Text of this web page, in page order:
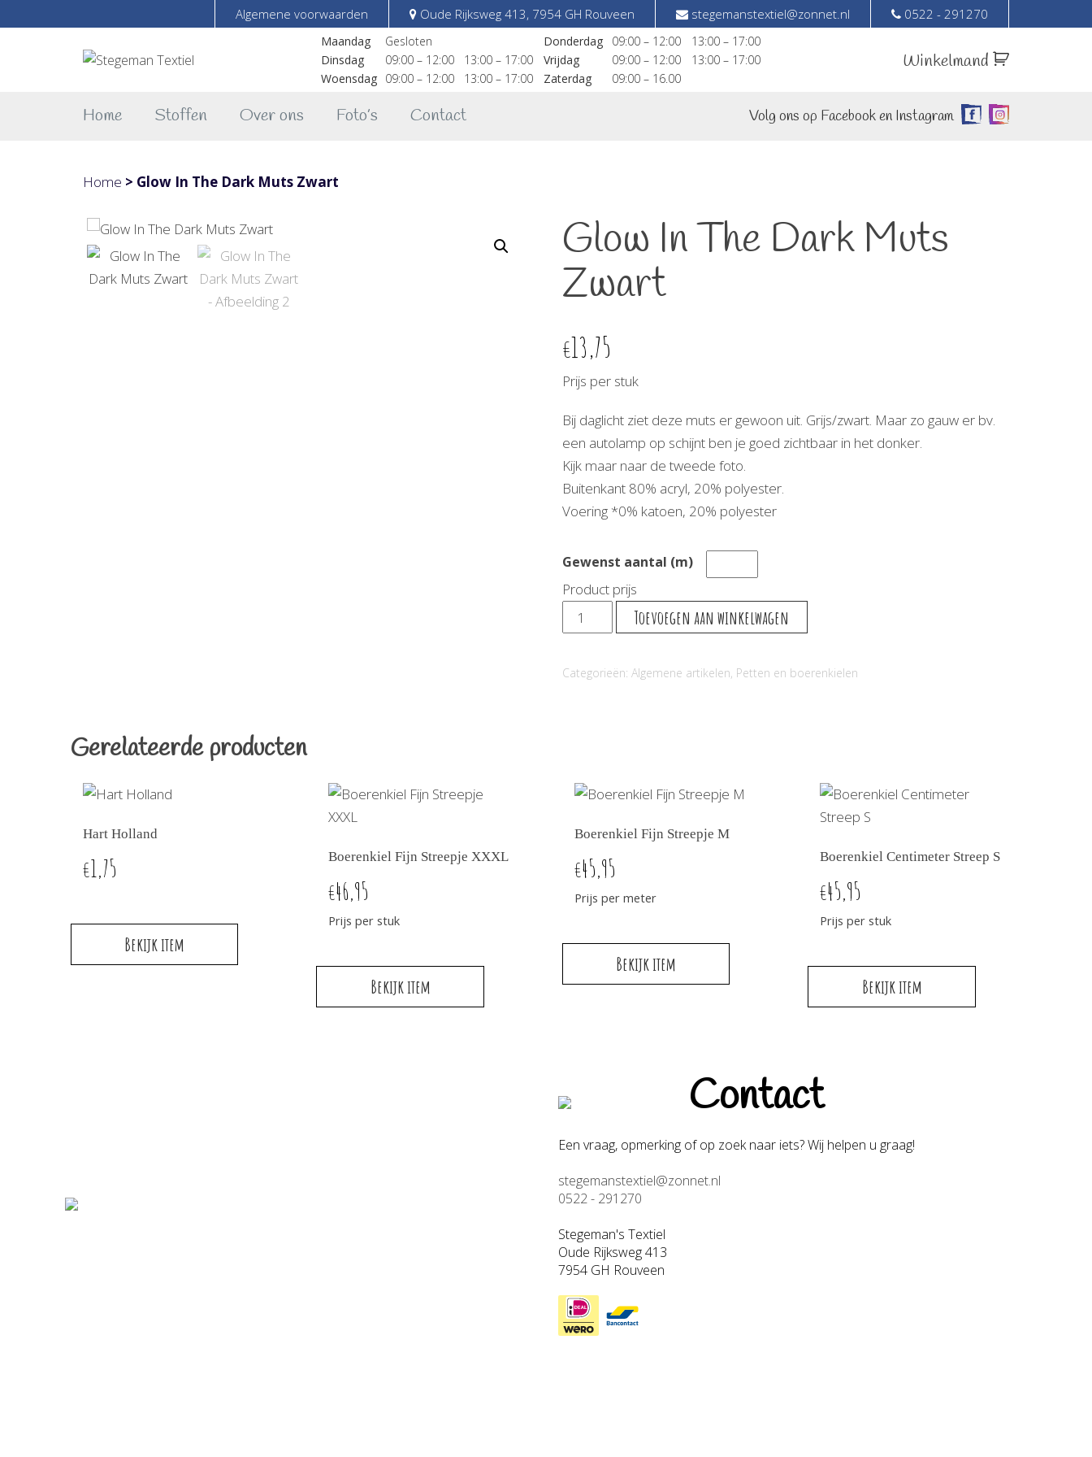
0522 - 291270
stegemanstextiel@zonnet.nl
Oude Rijksweg 413, 7954 GH Rouveen
Algemene voorwaarden
Maandag Gesloten Donderdag 09:00 – 12:00
13:00 – 17:00
Dinsdag
09:00 – 12:00 13:00 – 17:00 Vrijdag 09:00 – 12:00
13:00 – 17:00
Woensdag
09:00 – 12:00 13:00 – 17:00 Zaterdag 09:00 – 16.00
Winkelmand
Home Stoffen Over ons Foto’s Contact Volg ons op Facebook en Instagram
Home > Glow In The Dark Muts Zwart
Glow In The Dark Muts
Zwart
€13,75
Prijs per stuk
Bij daglicht ziet deze muts er gewoon uit. Grijs/zwart. Maar zo gauw er bv.
een autolamp op schijnt ben je goed zichtbaar in het donker.
Kijk maar naar de tweede foto.
Buitenkant 80% acryl, 20% polyester.
Voering *0% katoen, 20% polyester
Gewenst aantal (m)
Product prijs
Glow
In
Dark
Toevoegen aan winkelwagen
Categorieën: Algemene artikelen, Petten en boerenkielen
Gerelateerde producten
Hart Holland
€1,75
Bekijk item
Boerenkiel Fijn Streepje XXXL
€46,95
Prijs per stuk
Bekijk item
Boerenkiel Fijn Streepje M
€45,95
Prijs per meter
Bekijk item
Boerenkiel Centimeter Streep S
€45,95
Prijs per stuk
Bekijk item
Contact
Een vraag, opmerking of op zoek naar iets? Wij helpen u graag!
stegemanstextiel@zonnet.nl
0522 - 291270
Stegeman's Textiel
Oude Rijksweg 413
7954 GH Rouveen